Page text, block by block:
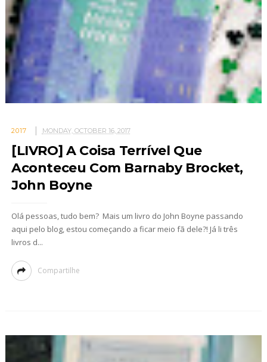
2017 MONDAY, OCTOBER 16, 2017
[LIVRO] A Coisa Terrível Que
Aconteceu Com Barnaby Brocket,
John Boyne
Olá pessoas, tudo bem? Mais um livro do John Boyne passando
aqui pelo blog, estou começando a ficar meio fã dele?! Já li três
livros d...
Compartilhe